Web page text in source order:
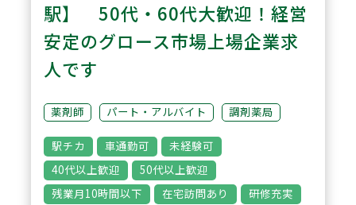
駅】 50代・60代大歓迎！経営
安定のグロース市場上場企業求
人です
薬剤師 パート・アルバイト 調剤薬局
駅チカ 車通勤可
未経験可
40代以上歓迎
50代以上歓迎
残業月10時間以下
在宅訪問あり
研修充実